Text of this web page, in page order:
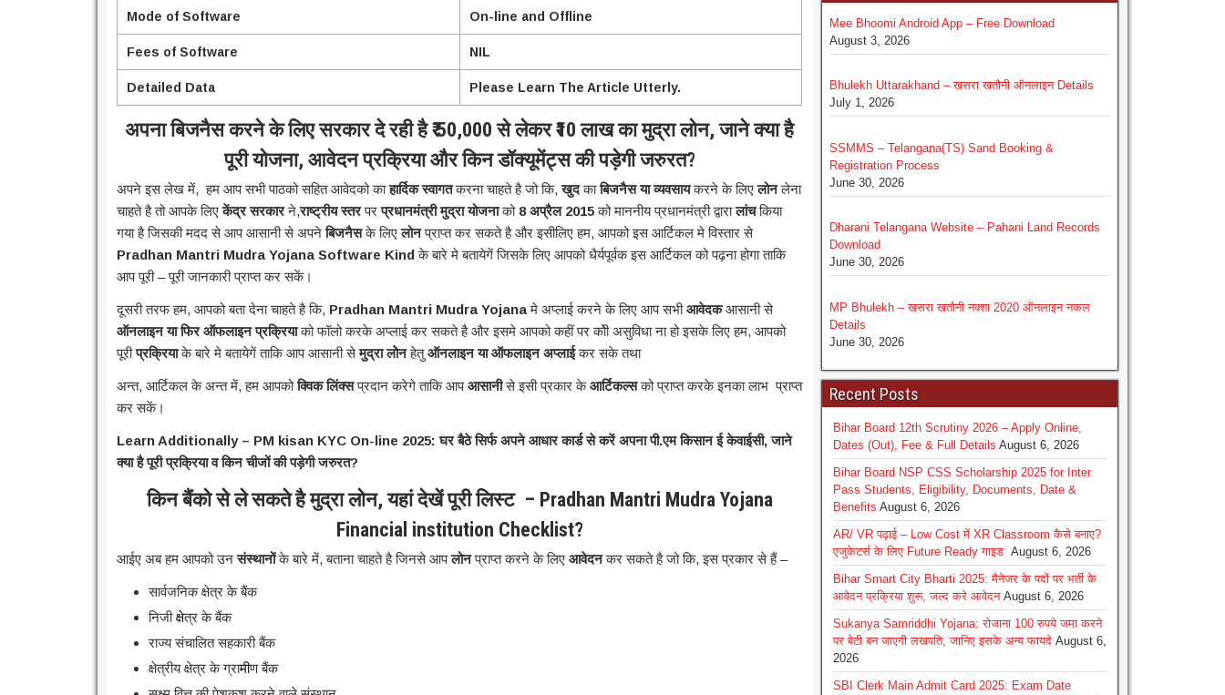
Mode of Software On-line and Offline
Fees of Software NIL
Detailed Data Please Learn The Article Utterly.
अपना बिजनैस करने के लिए सरकार दे रही है ₹ 50,000 से लेकर ₹10 लाख का मुद्रा लोन, जाने क्या है
पूरी योजना, आवेदन प्रक्रिया और किन डॉक्यूमेंट्स की पड़ेगी जरुरत?
अपने इस लेख में, हम आप सभी पाठको सहित आवेदको काहार्दिक स्वागतकरना चाहते है जो कि,खुदकाबिजनैस या व्यवसायकरने के लिएलोनलेना
चाहते है तो आपके लिएकेंद्र सरकारने,राष्ट्रीय स्तरपरप्रधानमंत्री मुद्रा योजनाको 8 अप्रैल 2015को माननीय प्रधानमंत्री द्वारालांचकिया
गया है जिसकी मदद से आप आसानी से अपनेबिजनैसके लिएलोनप्राप्त कर सकते है और इसीलिए हम, आपको इस आर्टिकल मे विस्तार से
Pradhan Mantri Mudra Yojana Software Kindके बारे मे बतायेगें जिसके लिए आपको धैर्यपूर्वक इस आर्टिकल को पढ़ना होगा ताकि
आप पूरी – पूरी जानकारी प्राप्त कर सकें।
दूसरी तरफ हम, आपको बता देना चाहते है कि, Pradhan Mantri Mudra Yojanaमे अप्लाई करने के लिए आप सभीआवेदकआसानी से
ऑनलाइन या फिर ऑफलाइन प्रक्रियाको फॉलो करके अप्लाई कर सकते है और इसमे आपको कहीं पर कोी असुविधा ना हो इसके लिए हम, आपको
पूरीप्रक्रियाके बारे मे बतायेगें ताकि आप आसानी सेमुद्रा लोेनहेतुऑनलाइन या ऑफलाइन अप्लाईकर सके तथा
अन्त, आर्टिकल के अन्त में, हम आपकोक्विक लिंक्सप्रदान करेगे ताकि आपआसानीसे इसी प्रकार केआर्टिकल्सको प्राप्त करके इनका लाभ प्राप्त
कर सकें।
Learn Additionally – PM kisan KYC On-line 2025: घर बैठे सिर्फ अपने आधार कार्ड से करें अपना पी.एम किसान ई केवाईसी, जाने
क्या है पूरी प्रक्रिया व किन चीजों की पड़ेगी जरुरत?
किन बैंको से ले सकते है मुद्रा लोन, यहां देखें पूरी लिस्ट – Pradhan Mantri Mudra Yojana
Financial institution Checklist?
आईए अब हम आपको उनसंस्थानोंके बारे में, बताना चाहते है जिनसे आपलोनप्राप्त करने के लिए आवेदनकर सकते है जो कि, इस प्रकार से हैं –
सार्वजनिक क्षेत्र के बैंक
निजीक्षेत्र के बैंक
राज्य संचालित सहकारी बैंक
क्षेत्रीय क्षेत्र के ग्रामीण बैंक
Mee Bhoomi Android App – Free Download
August 3, 2026
Bhulekh Uttarakhand – खसरा खतौनी ऑनलाइन Details
July 1, 2026
SSMMS – Telangana(TS) Sand Booking &
Registration Process
June 30, 2026
Dharani Telangana Website – Pahani Land Records
Download
June 30, 2026
MP Bhulekh – खसरा खतौनी नक्शा 2020 ऑनलाइन नकल
Details
June 30, 2026
Recent Posts
Bihar Board 12th Scrutiny 2026 – Apply Online,
Dates (Out), Fee & Full Details August 6, 2026
Bihar Board NSP CSS Scholarship 2025 for Inter
Pass Students, Eligibility, Documents, Date &
Benefits August 6, 2026
AR/ VR पढ़ाई – Low Cost में XR Classroom कैसे बनाए?
एजुकेटर्स के लिए Future Ready गाइड August 6, 2026
Bihar Smart City Bharti 2025: मैनेजर के पदों पर भर्ती के
आवेदन प्रक्रिया शुरू, जल्द करे आवेदन August 6, 2026
Sukanya Samriddhi Yojana: रोजाना 100 रुपये जमा करने
पर बेटी बन जाएगी लखपति, जानिए इसके अन्य फायदे August 6,
2026
SBI Clerk Main Admit Card 2025: Exam Date